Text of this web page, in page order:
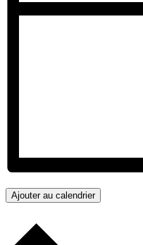
Ajouter au calendrier